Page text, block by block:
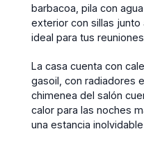
barbacoa, pila con
exterior con sillas junto
ideal para tus
La casa cuenta con
gasoil, con radiadores
chimenea del salón
calor para las noches
una estancia